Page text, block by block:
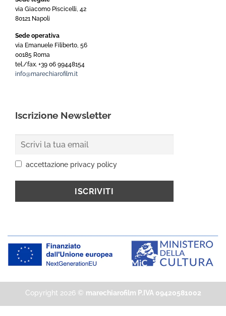
via Giacomo Piscicelli, 42
80121 Napoli
Sede operativa
via Emanuele Filiberto, 56
00185 Roma
tel./fax. +39 06 99448154
info@marechiarofilm.it
Iscrizione Newsletter
accettazione privacy policy
Copyright 2026 © marechiarofilm P.IVA 09420581002